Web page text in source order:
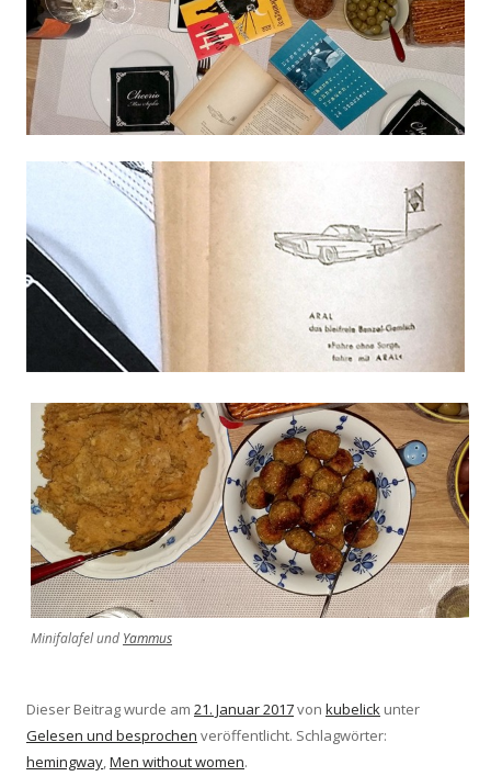
Minifalafel und Yammus
Dieser Beitrag wurde am 21. Januar 2017von kubelick unter
Gelesen und besprochen veröffentlicht. Schlagwörter:
hemingway,Men without women.